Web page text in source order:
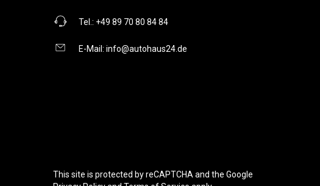
Tel.: +49 89 70 80 84 84
E-Mail: info@autohaus24.de
This site is protected by reCAPTCHA and the Google